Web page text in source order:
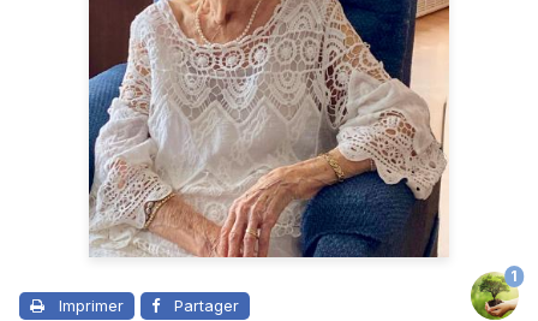
Imprimer Partager
1